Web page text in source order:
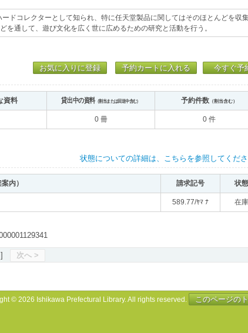
ドコレクターとして知られ、特に任天堂製品に関してはそのほとんどを収集
を通して、遊び文化を広く世に広めるための研究と活動を行う。
お気に入りに登録 予約カートに入れる 今すぐ
資料 貸出中の資料（割当または回送中含む） 予約件数（割当含む）
0 冊 0 件
状態についての詳細は、こちらを参照してくださ
内） 請求記号 状態
589.77/ﾔﾏ ﾅ 在庫
] 次へ >
© 2026 Ishikawa Prefectural Library. All rights reserved. このページの